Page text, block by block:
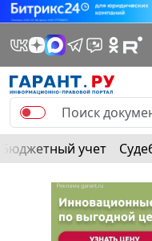
Бюджетный учет